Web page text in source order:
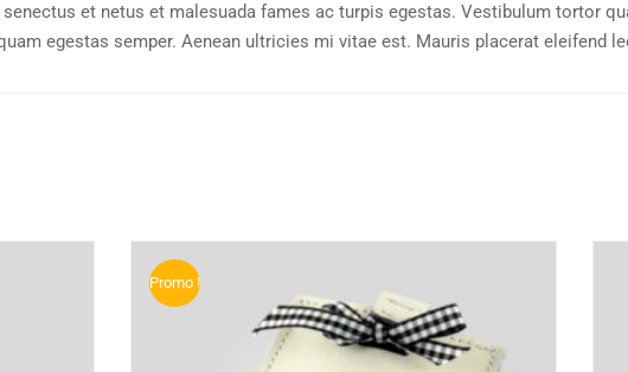
et netus et malesuada fames ac turpis egestas. Vestibulum tortor
egestas semper. Aenean ultricies mi vitae est. Mauris placerat eleifend
Promo !